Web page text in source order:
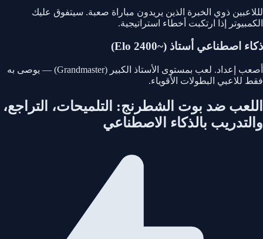
لللاعبين ذوي الخبرة الذين يريدون مباراة صعبة. سيتفوق عليك
الكمبيوتر إذا ارتكبت أخطاء استراتيجية.
ذكاء اصطناعي أستاذ (~2400 Elo)
أصعب إعداد. لعب بمستوى الأستاذ الكبير (Grandmaster) — يوصى به
فقط للاعبي البطولات الأقوياء.
اللعب ضد بوت الشطرنج: التلميحات، التراجع،
والتدريب بالذكاء الاصطناعي